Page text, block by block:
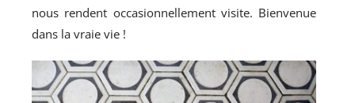
nous rendent occasionnellement visite. Bienvenue
dans la vraie vie !